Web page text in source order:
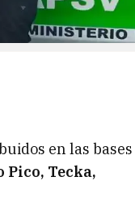
en las bases
Pico, Tecka,